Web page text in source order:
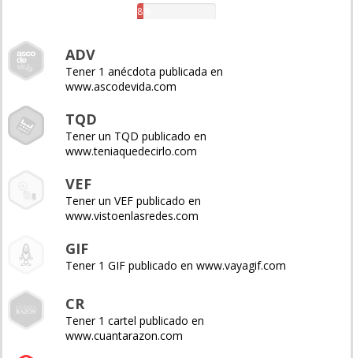
8%
ADV
Tener 1 anécdota publicada en
www.ascodevida.com
TQD
Tener un TQD publicado en
www.teniaquedecirlo.com
VEF
Tener un VEF publicado en
www.vistoenlasredes.com
GIF
Tener 1 GIF publicado en www.vayagif.com
CR
Tener 1 cartel publicado en
www.cuantarazon.com